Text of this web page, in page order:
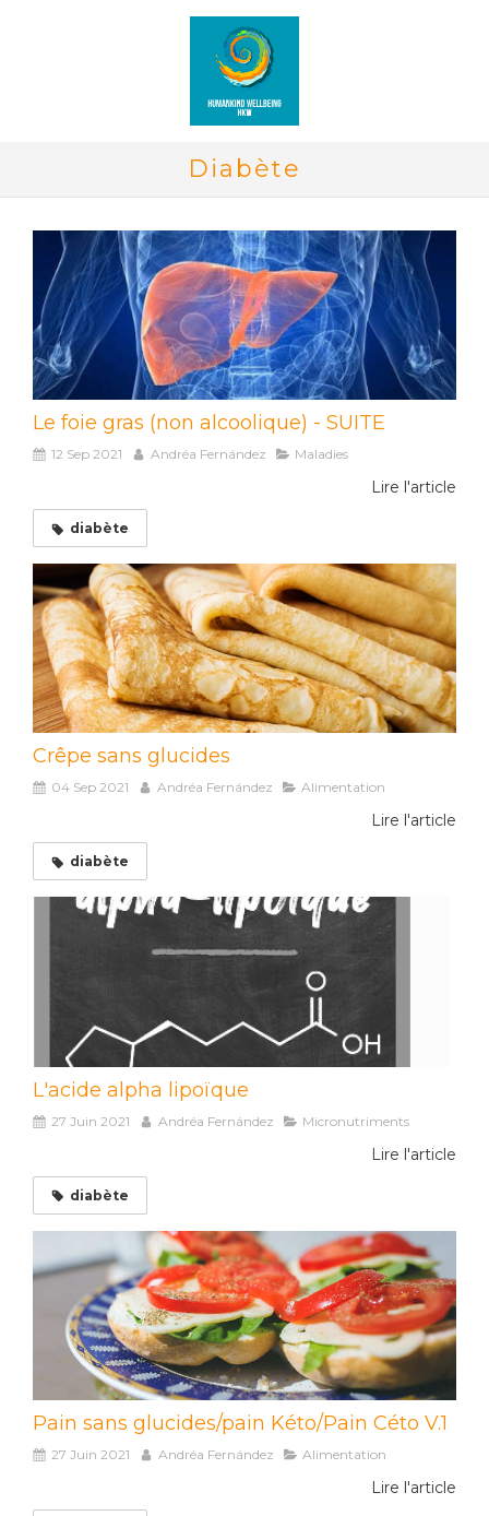
Diabète
Le foie gras (non alcoolique) - SUITE
12 Sep 2021 Andréa Fernández Maladies
Lire l'article
diabète
Crêpe sans glucides
04 Sep 2021 Andréa Fernández Alimentation
Lire l'article
diabète
L'acide alpha lipoïque
27 Juin 2021 Andréa Fernández Micronutriments
Lire l'article
diabète
Pain sans glucides/pain Kéto/Pain Céto V.1
27 Juin 2021 Andréa Fernández Alimentation
Lire l'article